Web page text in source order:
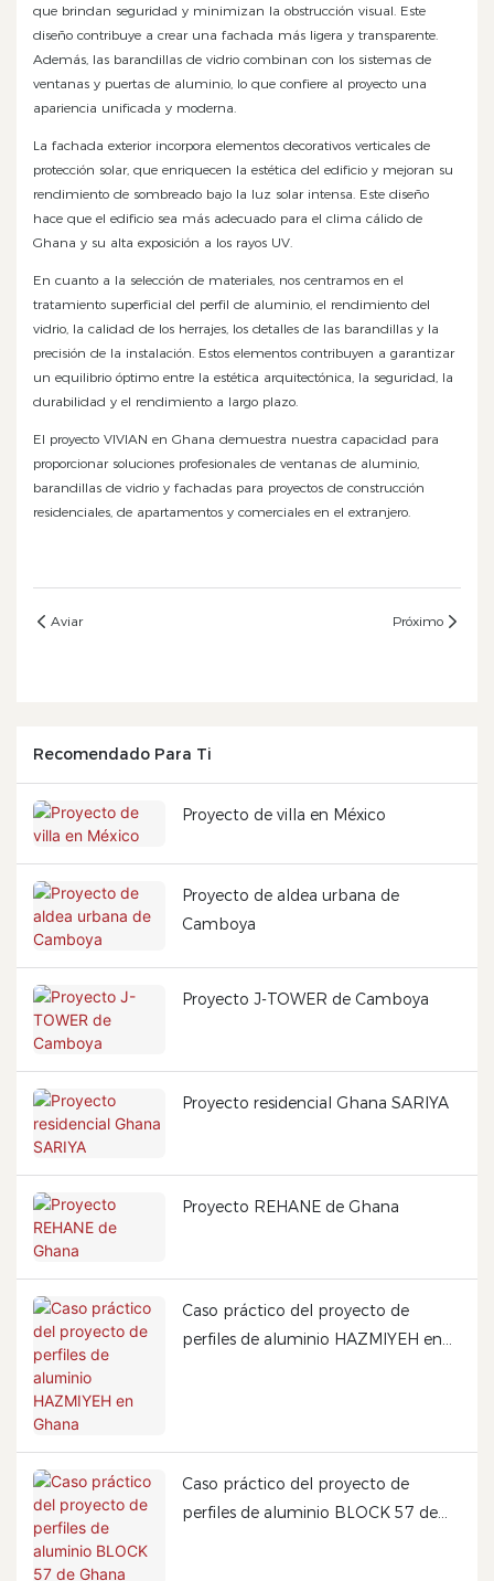
que brindan seguridad y minimizan la obstrucción visual. Este
diseño contribuye a crear una fachada más ligera y transparente.
Además, las barandillas de vidrio combinan con los sistemas de
ventanas y puertas de aluminio, lo que confiere al proyecto una
apariencia unificada y moderna.
La fachada exterior incorpora elementos decorativos verticales de
protección solar, que enriquecen la estética del edificio y mejoran su
rendimiento de sombreado bajo la luz solar intensa. Este diseño
hace que el edificio sea más adecuado para el clima cálido de
Ghana y su alta exposición a los rayos UV.
En cuanto a la selección de materiales, nos centramos en el
tratamiento superficial del perfil de aluminio, el rendimiento del
vidrio, la calidad de los herrajes, los detalles de las barandillas y la
precisión de la instalación. Estos elementos contribuyen a garantizar
un equilibrio óptimo entre la estética arquitectónica, la seguridad, la
durabilidad y el rendimiento a largo plazo.
El proyecto VIVIAN en Ghana demuestra nuestra capacidad para
proporcionar soluciones profesionales de ventanas de aluminio,
barandillas de vidrio y fachadas para proyectos de construcción
residenciales, de apartamentos y comerciales en el extranjero.
Aviar Próximo
Recomendado Para Ti
Proyecto de villa en México
Proyecto de aldea urbana de
Camboya
Proyecto J-TOWER de Camboya
Proyecto residencial Ghana SARIYA
Proyecto REHANE de Ghana
Caso práctico del proyecto de
perfiles de aluminio HAZMIYEH en
Caso práctico del proyecto de
perfiles de aluminio BLOCK 57 de